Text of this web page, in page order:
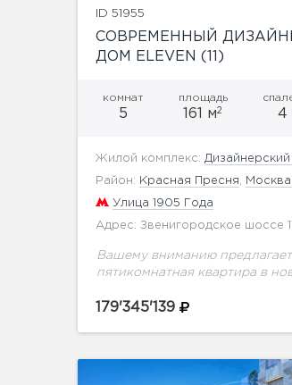
ID 51955
СОВРЕМЕННЫЙ
ДОМ ELEVEN (11)
комнат
5
площадь
161 м2 4
Жилой комплекс: Дизайнерский
Район: Красная Пресня
Улица 1905 Года
Адрес: Звенигородское шоссе 11
Вашему вниманию
пятикомнатная квартира в
премиум-класса, призванный
умиротворения....
179'345'139